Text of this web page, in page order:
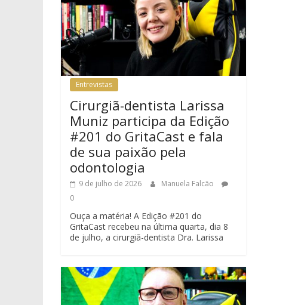
Entrevistas
Cirurgiã-dentista Larissa
Muniz participa da Edição
#201 do GritaCast e fala
de sua paixão pela
odontologia
9 de julho de 2026
Manuela Falcão
0
Ouça a matéria! A Edição #201 do
GritaCast recebeu na última quarta, dia 8
de julho, a cirurgiã-dentista Dra. Larissa